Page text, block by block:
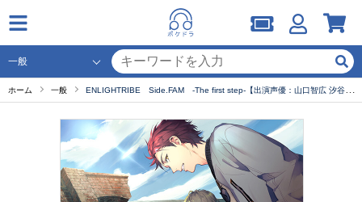
ホーム 一般 ENLIGHTRIBE Side.FAM -The first step-【出演声優：山口智広 汐谷文康 住谷哲栄 深町寿成 】